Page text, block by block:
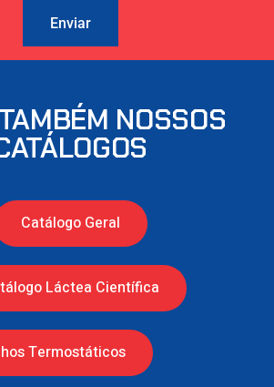
Enviar
NOSSOS
Catálogo Geral
Láctea Científica
Termostáticos